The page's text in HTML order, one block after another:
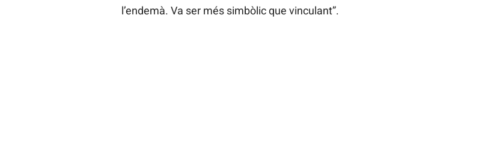
l’endemà. Va ser més simbòlic que vinculant”.